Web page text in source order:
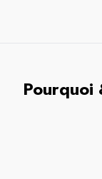
Pourquoi